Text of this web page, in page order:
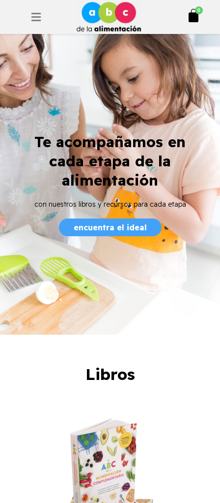
0
Cart
Te acompañamos en
cada etapa de la
alimentación
con nuestros libros y recursos para cada etapa
encuentra el ideal
Libros